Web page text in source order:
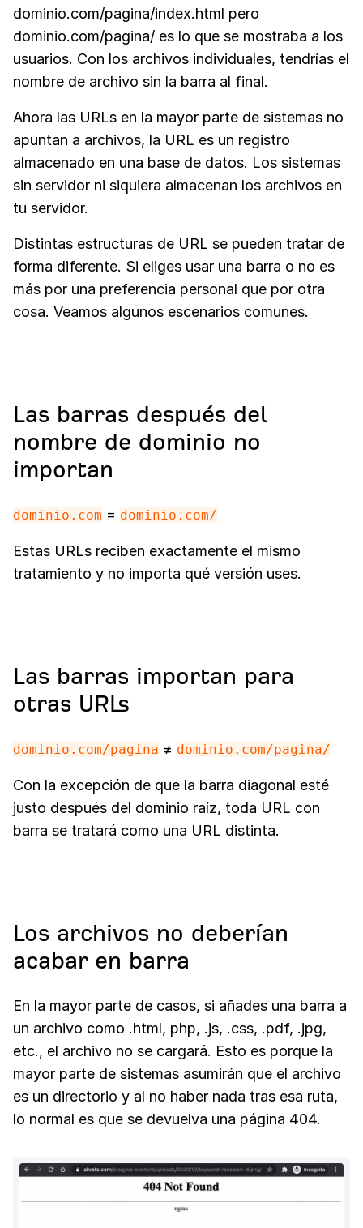
dominio.com/pagina/index.html pero
dominio.com/pagina/ es lo que se mostraba a los
usuarios. Con los archivos individuales, tendrías el
nombre de archivo sin la barra al final.
Ahora las URLs en la mayor parte de sistemas no
apuntan a archivos, la URL es un registro
almacenado en una base de datos. Los sistemas
sin servidor ni siquiera almacenan los archivos en
tu servidor.
Distintas estructuras de URL se pueden tratar de
forma diferente. Si eliges usar una barra o no es
más por una preferencia personal que por otra
cosa. Veamos algunos escenarios comunes.
Las barras después del
nombre de dominio no
importan
dominio.com = dominio.com/
Estas URLs reciben exactamente el mismo
tratamiento y no importa qué versión uses.
Las barras importan para
otras URLs
dominio.com/pagina ≠ dominio.com/pagina/
Con la excepción de que la barra diagonal esté
justo después del dominio raíz, toda URL con
barra se tratará como una URL distinta.
Los archivos no deberían
acabar en barra
En la mayor parte de casos, si añades una barra a
un archivo como .html, php, .js, .css, .pdf, .jpg,
etc., el archivo no se cargará. Esto es porque la
mayor parte de sistemas asumirán que el archivo
es un directorio y al no haber nada tras esa ruta,
lo normal es que se devuelva una página 404.